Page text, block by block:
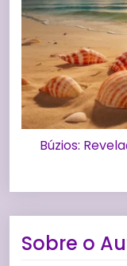
Búzios:
Sobre o